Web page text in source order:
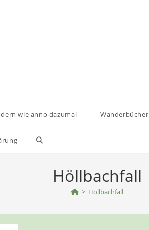
wie anno dazumal Wanderbücher
Website-
umschalten
Höllbachfall
> Höllbachfall